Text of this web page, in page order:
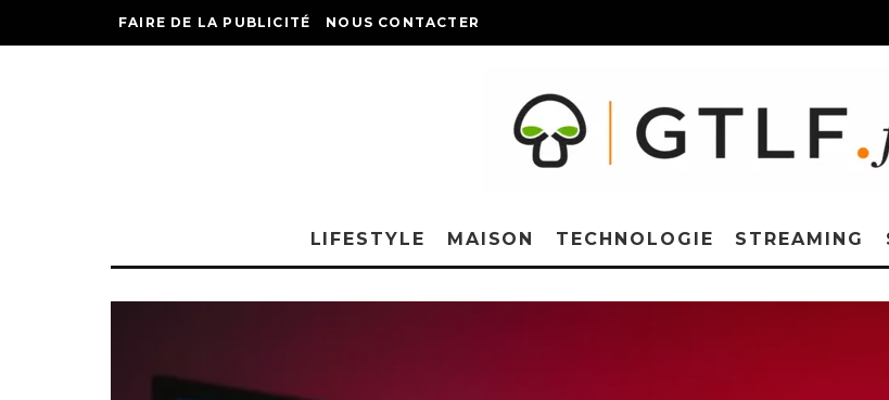
FAIRE DE LA PUBLICITÉ NOUS CONTACTER
LIFESTYLE MAISON TECHNOLOGIE STREAMING